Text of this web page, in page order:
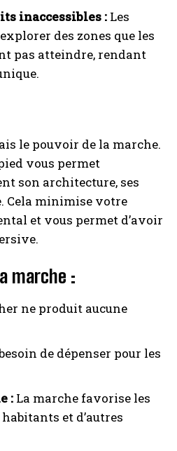
inaccessibles : Les
des zones que les
pas atteindre, rendant
le pouvoir de la marche.
vous permet
son architecture, ses
Cela minimise votre
et vous permet d’avoir
marche :
ne produit aucune
de dépenser pour les
: La marche favorise les
et d’autres